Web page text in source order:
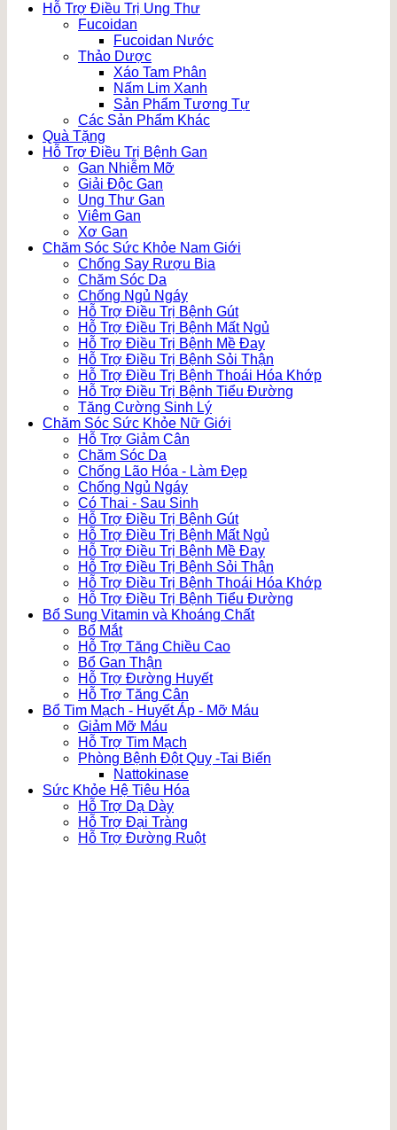
Hỗ Trợ Điều Trị Ung Thư
Fucoidan
Fucoidan Nước
Thảo Dược
Xáo Tam Phân
Nấm Lim Xanh
Sản Phẩm Tương Tự
Các Sản Phẩm Khác
Quà Tặng
Hỗ Trợ Điều Trị Bệnh Gan
Gan Nhiễm Mỡ
Giải Độc Gan
Ung Thư Gan
Viêm Gan
Xơ Gan
Chăm Sóc Sức Khỏe Nam Giới
Chống Say Rượu Bia
Chăm Sóc Da
Chống Ngủ Ngáy
Hỗ Trợ Điều Trị Bệnh Gút
Hỗ Trợ Điều Trị Bệnh Mất Ngủ
Hỗ Trợ Điều Trị Bệnh Mề Đay
Hỗ Trợ Điều Trị Bệnh Sỏi Thận
Hỗ Trợ Điều Trị Bệnh Thoái Hóa Khớp
Hỗ Trợ Điều Trị Bệnh Tiểu Đường
Tăng Cường Sinh Lý
Chăm Sóc Sức Khỏe Nữ Giới
Hỗ Trợ Giảm Cân
Chăm Sóc Da
Chống Lão Hóa - Làm Đẹp
Chống Ngủ Ngáy
Có Thai - Sau Sinh
Hỗ Trợ Điều Trị Bệnh Gút
Hỗ Trợ Điều Trị Bệnh Mất Ngủ
Hỗ Trợ Điều Trị Bệnh Mề Đay
Hỗ Trợ Điều Trị Bệnh Sỏi Thận
Hỗ Trợ Điều Trị Bệnh Thoái Hóa Khớp
Hỗ Trợ Điều Trị Bệnh Tiểu Đường
Bổ Sung Vitamin và Khoáng Chất
Bổ Mắt
Hỗ Trợ Tăng Chiều Cao
Bổ Gan Thận
Hỗ Trợ Đường Huyết
Hỗ Trợ Tăng Cân
Bổ Tim Mạch - Huyết Áp - Mỡ Máu
Giảm Mỡ Máu
Hỗ Trợ Tim Mạch
Phòng Bệnh Đột Quỵ -Tai Biến
Nattokinase
Sức Khỏe Hệ Tiêu Hóa
Hỗ Trợ Dạ Dày
Hỗ Trợ Đại Tràng
Hỗ Trợ Đường Ruột